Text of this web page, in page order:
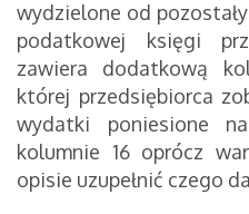
wydzielone od
podatkowej księgi
zawiera dodatkową
której przedsiębiorca
wydatki poniesione
kolumnie 16 oprócz
opisie uzupełnić czego